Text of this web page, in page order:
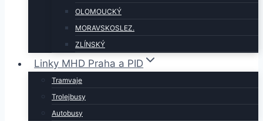
OLOMOUCKÝ
MORAVSKOSLEZ.
ZLÍNSKÝ
Linky MHD Praha a PID
Tramvaje
Trolejbusy
Autobusy